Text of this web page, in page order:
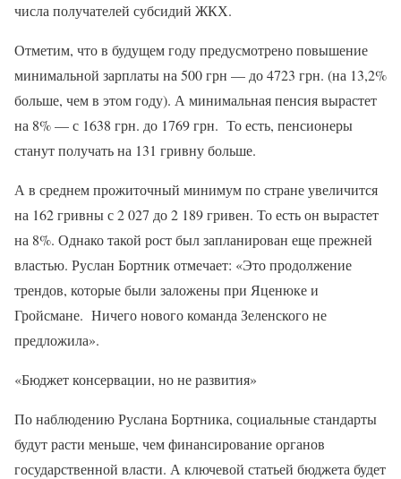
числа получателей субсидий ЖКХ.
Отметим, что в будущем году предусмотрено повышение
минимальной зарплаты на 500 грн — до 4723 грн. (на 13,2%
больше, чем в этом году). А минимальная пенсия вырастет
на 8% — с 1638 грн. до 1769 грн. То есть, пенсионеры
станут получать на 131 гривну больше.
А в среднем прожиточный минимум по стране увеличится
на 162 гривны с 2 027 до 2 189 гривен. То есть он вырастет
на 8%. Однако такой рост был запланирован еще прежней
властью. Руслан Бортник отмечает: «Это продолжение
трендов, которые были заложены при Яценюке и
Гройсмане. Ничего нового команда Зеленского не
предложила».
«Бюджет консервации, но не развития»
По наблюдению Руслана Бортника, социальные стандарты
будут расти меньше, чем финансирование органов
государственной власти. А ключевой статьей бюджета будет